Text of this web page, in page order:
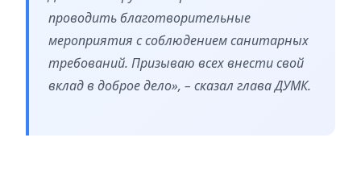
проводить благотворительные
мероприятия с соблюдением санитарных
требований. Призываю всех внести свой
вклад в доброе дело», – сказал глава ДУМК.